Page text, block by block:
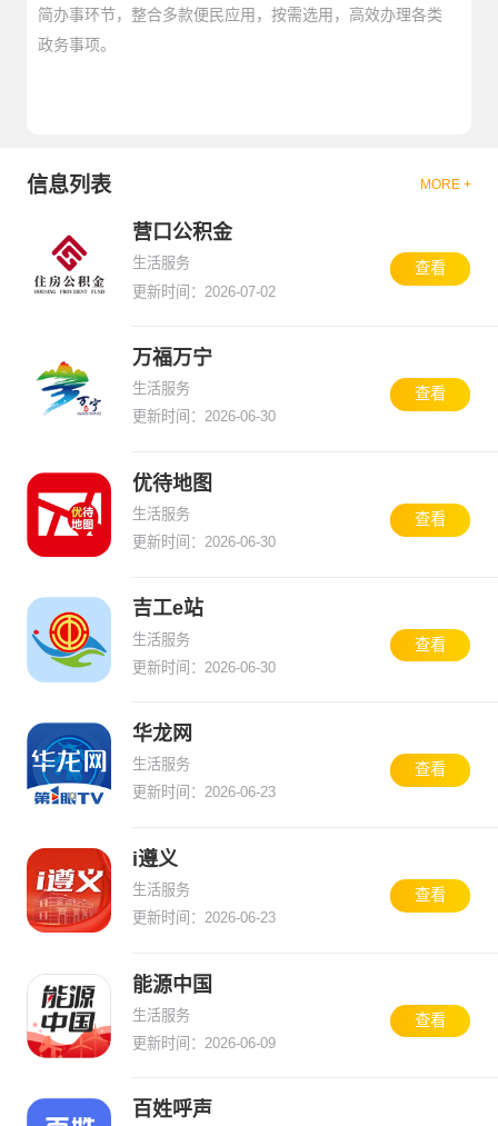
简办事环节，整合多款便民应用，按需选用，高效办理各类
政务事项。
信息列表 MORE +
营口公积金
生活服务
更新时间：2026-07-02
查看
万福万宁
生活服务
更新时间：2026-06-30
查看
优待地图
生活服务
更新时间：2026-06-30
查看
吉工e站
生活服务
更新时间：2026-06-30
查看
华龙网
生活服务
更新时间：2026-06-23
查看
i遵义
生活服务
更新时间：2026-06-23
查看
能源中国
生活服务
更新时间：2026-06-09
查看
百姓呼声